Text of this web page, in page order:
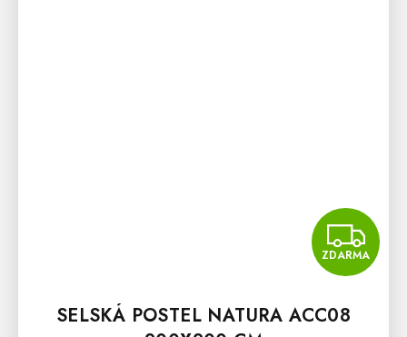
ZDARMA
SELSKÁ POSTEL NATURA ACC08